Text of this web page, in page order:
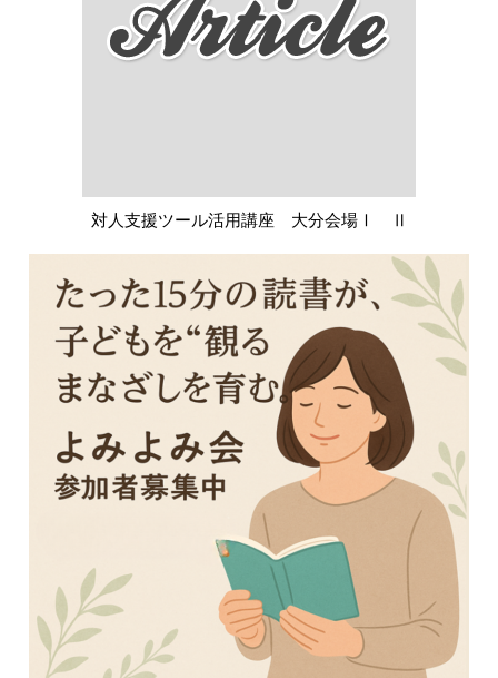
対人支援ツール活用講座 大分会場Ⅰ Ⅱ